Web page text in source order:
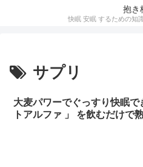
抱き
サプリ
大麦パワーでぐっすり快眠で
トアルファ 」 を飲むだけで